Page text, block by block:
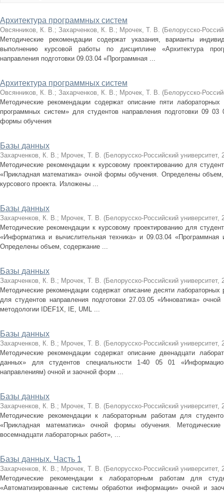
Архитектура программных систем
Овсянников, К. В.; Захарченков, К. В.; Мрочек, Т. В. (Белорусско-
Методические рекомендации содержат указания, варианты
выполнению курсовой работы по дисциплине «Архитектура
направления подготовки 09.03.04 «Программная ...
Архитектура программных систем
Овсянников, К. В.; Захарченков, К. В.; Мрочек, Т. В. (Белорусско-
Методические рекомендации содержат описание пяти
программных систем» для студентов направления подготовки 09
формы обучения
Базы данных
Захарченков, К. В.; Мрочек, Т. В. (Белорусско-Российский университет,
Методические рекомендации к курсовому проектированию для
«Прикладная математика» очной формы обучения. Определены
курсового проекта. Изложены ...
Базы данных
Захарченков, К. В.; Мрочек, Т. В. (Белорусско-Российский университет,
Методические рекомендации к курсовому проектированию для
«Информатика и вычислительная техника» и 09.03.04
Определены объем, содержание ...
Базы данных
Захарченков, К. В.; Мрочек, Т. В. (Белорусско-Российский университет,
Методические рекомендации содержат описание десяти
для студентов направления подготовки 27.03.05 «Инноватика»
методологии IDEF1X, IE, UML ...
Базы данных
Захарченков, К. В.; Мрочек, Т. В. (Белорусско-Российский университет,
Методические рекомендации содержат описание двенадцати
данных» для студентов специальности 1-40 05 01
направлениям) очной и заочной форм ...
Базы данных
Захарченков, К. В.; Мрочек, Т. В. (Белорусско-Российский университет,
Методические рекомендации к лабораторным работам для
«Прикладная математика» очной формы обучения. Методические
восемнадцати лабораторных работ», ...
Базы данных. Часть 1
Захарченков, К. В.; Мрочек, Т. В. (Белорусско-Российский университет,
Методические рекомендации к лабораторным работам для
«Автоматизированные системы обработки информации» очной и